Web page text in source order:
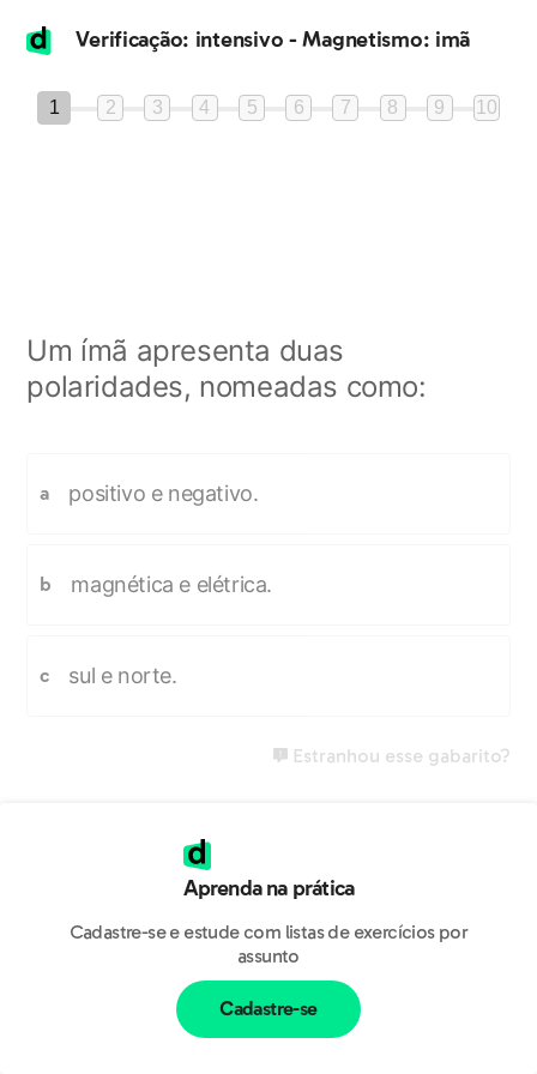
Verificação: intensivo - Magnetismo: imã
1 2 3 4 5 6 7 8 9 10
Um ímã apresenta duas
polaridades, nomeadas como:
a positivo e negativo.
b magnética e elétrica.
c sul e norte.
Estranhou esse gabarito?
Aprenda na prática
Cadastre-se e estude com listas de exercícios por
assunto
Cadastre-se